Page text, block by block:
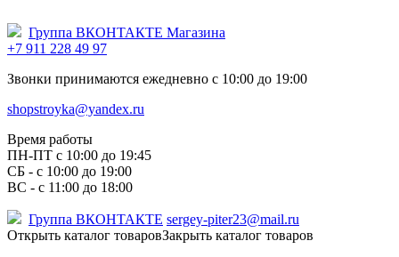
Группа ВКОНТАКТЕ Магазина
+7 911 228 49 97
Звонки принимаются ежедневно с 10:00 до 19:00
shopstroyka@yandex.ru
Время работы
ПН-ПТ c 10:00 до 19:45
СБ - с 10:00 до 19:00
ВС - с 11:00 до 18:00
Группа ВКОНТАКТЕ sergey-piter23@mail.ru
Открыть каталог товаровЗакрыть каталог товаров